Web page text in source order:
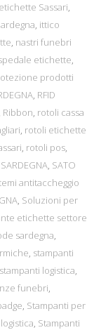
etichette Sassari,
, ittico
, nastri funebri
etichette,
prodotti
, RFID
Ribbon, rotoli cassa
, rotoli etichette
, rotoli pos,
, SATO
antitaccheggio
, Soluzioni per
etichette settore
sardegna,
, stampanti
stampanti logistica,
funebri,
, Stampanti per
, Stampanti